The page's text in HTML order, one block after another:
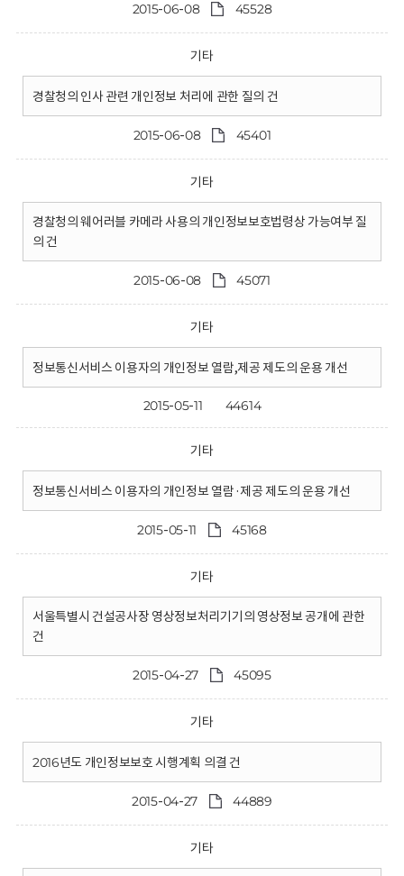
2015-06-08 45528
기타
경찰청의 인사 관련 개인정보 처리에 관한 질의 건
2015-06-08 45401
기타
경찰청의 웨어러블 카메라 사용의 개인정보보호법령상 가능여부 질
의 건
2015-06-08 45071
기타
정보통신서비스 이용자의 개인정보 열람,제공 제도의 운용 개선
2015-05-11 44614
기타
정보통신서비스 이용자의 개인정보 열람·제공 제도의 운용 개선
2015-05-11 45168
기타
서울특별시 건설공사장 영상정보처리기기의 영상정보 공개에 관한
건
2015-04-27 45095
기타
2016년도 개인정보보호 시행계획 의결 건
2015-04-27 44889
기타